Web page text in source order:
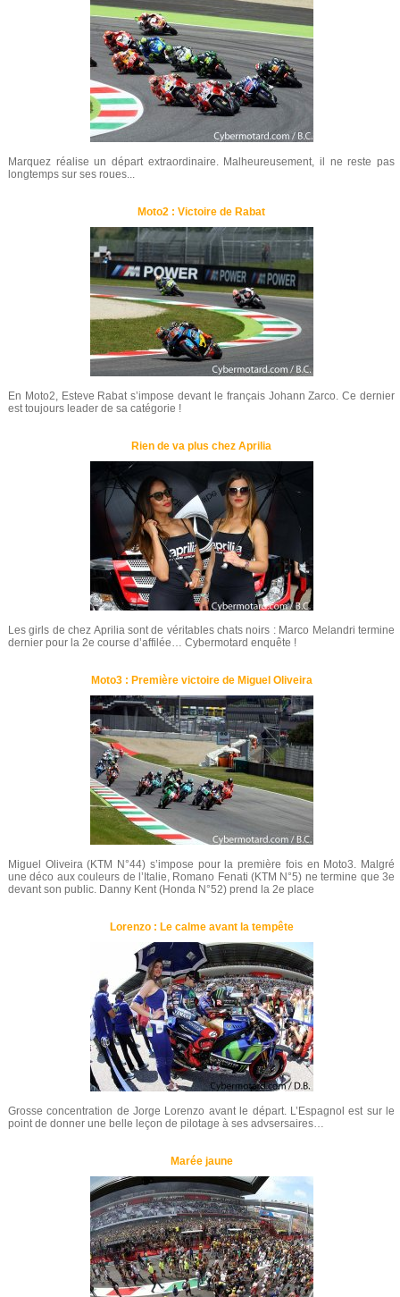
Marquez réalise un départ extraordinaire. Malheureusement, il ne reste pas
longtemps sur ses roues...
Moto2 : Victoire de Rabat
En Moto2, Esteve Rabat s’impose devant le français Johann Zarco. Ce dernier
est toujours leader de sa catégorie !
Rien de va plus chez Aprilia
Les girls de chez Aprilia sont de véritables chats noirs : Marco Melandri termine
dernier pour la 2e course d’affilée… Cybermotard enquête !
Moto3 : Première victoire de Miguel Oliveira
Miguel Oliveira (KTM N°44) s’impose pour la première fois en Moto3. Malgré
une déco aux couleurs de l’Italie, Romano Fenati (KTM N°5) ne termine que 3e
devant son public. Danny Kent (Honda N°52) prend la 2e place
Lorenzo : Le calme avant la tempête
Grosse concentration de Jorge Lorenzo avant le départ. L’Espagnol est sur le
point de donner une belle leçon de pilotage à ses advsersaires…
Marée jaune